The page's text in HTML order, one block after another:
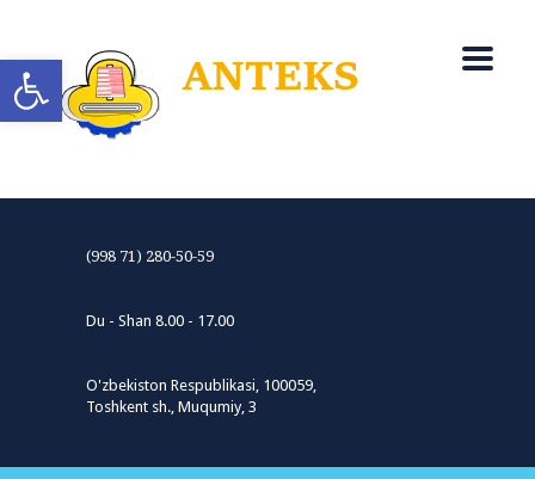
Open toolbar
(998 71) 280-50-59
Du - Shan 8.00 - 17.00
O'zbekiston Respublikasi, 100059,
Toshkent sh., Muqumiy, 3